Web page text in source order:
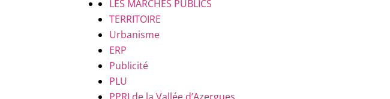
LES MARCHÉS PUBLICS
TERRITOIRE
Urbanisme
ERP
Publicité
PLU